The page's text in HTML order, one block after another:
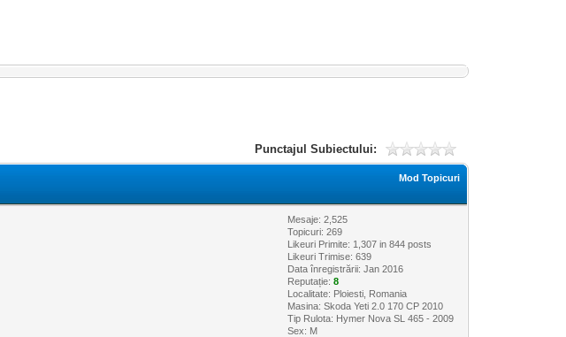
Punctajul Subiectului:
Mod Topicuri
Mesaje: 2,525
Topicuri: 269
Likeuri Primite: 1,307 in 844 posts
Likeuri Trimise: 639
Data înregistrării: Jan 2016
Reputație:8
Localitate: Ploiesti, Romania
Masina: Skoda Yeti 2.0 170 CP 2010
Tip Rulota: Hymer Nova SL 465 - 2009
Sex: M